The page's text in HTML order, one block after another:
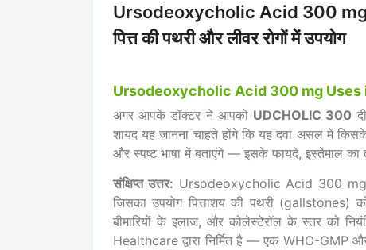
Ursodeoxycholic Acid 300 mg
पित्त की पथरी और लीवर रोगों में उपयोग
Ursodeoxycholic Acid 300 mg Uses
अगर आपके डॉक्टर ने आपको UDCHOLIC 300
शायद यह जानना चाहते होंगे कि यह दवा असल में
और स्पष्ट भाषा में बताएंगे — इसके फायदे, इस्तेमाल का
संक्षिप्त उत्तर: Ursodeoxycholic Acid 300 mg
जिसका उपयोग पित्ताशय की पथरी (gallstones)
बीमारियों के इलाज, और कोलेस्टेरॉल के स्तर को
Healthcare द्वारा निर्मित है — एक WHO-GMP